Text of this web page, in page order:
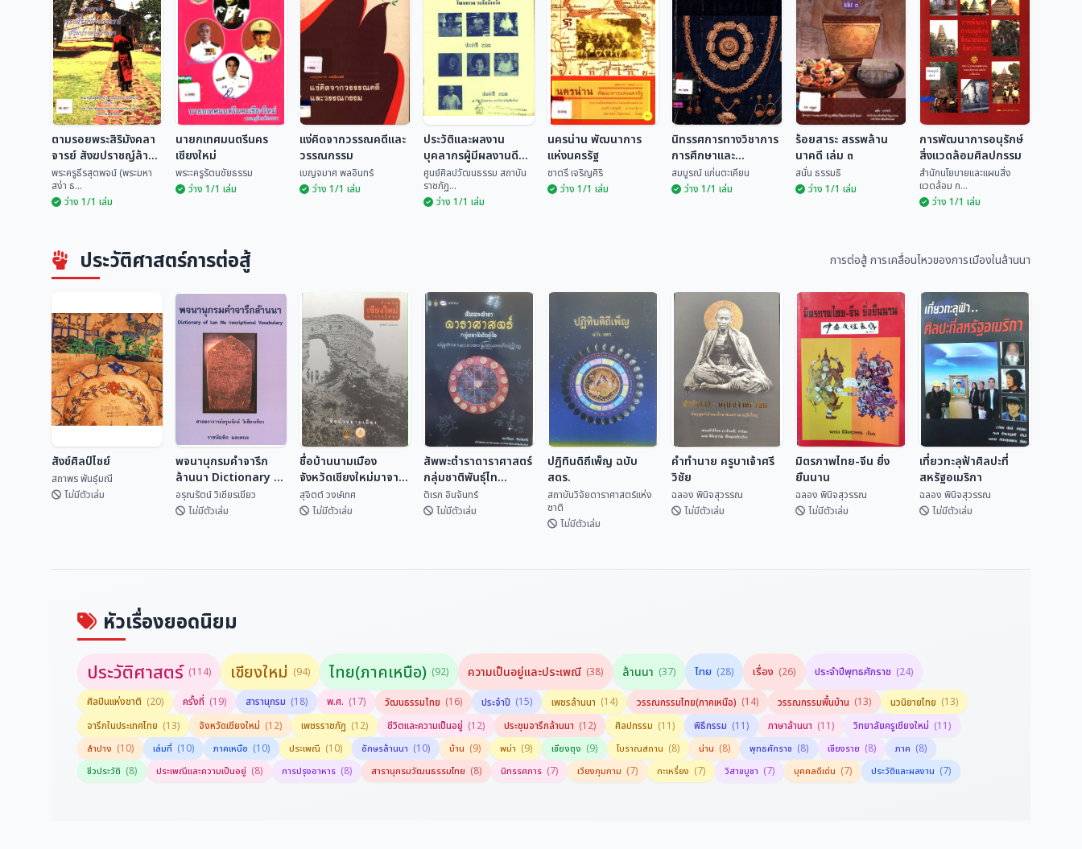
(พร...
ตามรอยพระสิริมังคลา
จารย์ สังฆปราชญ์ล้าน
นา
พระครูธีรสุตพจน์ (พระมหา
สง่า ธ...
ว่าง 1/1 เล่ม
พระะครูรัตนชัยธรรม
นายกเทศมนตรีนคร
เชียงใหม่
พระะครูรัตนชัยธรรม
ว่าง 1/1 เล่ม
แง่คิดจากวรรณคดีและ
วรรณกรรม
เบญจมาศ พลอินทร์
ว่าง 1/1 เล่ม
ประวัติและผลงาน
บุคลากรผู้มีผลงานดี
เด่นทางด้านวัฒนธรรม
ระดับจังหวัด ประจำปี
2535
ศูนย์ศิลปวัฒนธรรม สถาบัน
ราชภัฏ...
ว่าง 1/1 เล่ม
นครน่าน พัฒนาการ
แห่งนครรัฐ
ชาตรี เจริญศิริ
ว่าง 1/1 เล่ม
นิทรรศการทางวิชาการ
การศึกษาและ
วัฒนธรรม ๒๗
สมบูรณ์ แก่นตะเคียน
ว่าง 1/1 เล่ม
สนั่น ธรรมธิ
ร้อยสาระ สรรพล้าน
นาคดี เล่ม ๓
สนั่น ธรรมธิ
ว่าง 1/1 เล่ม
สิ่...
การพัฒนาการอนุรักษ์
สิ่งแวดล้อมศิลปกรรม
สำนักนโยบายและแผนสิ่ง
แวดล้อม ก...
ว่าง 1/1 เล่ม
ประวัติศาสตร์การต่อสู้ การต่อสู้ การเคลื่อนไหวของการเมืองในล้านนา
สังข์ศิลป์ไชย์
สถาพร พันธุ์มณี
ไม่มีตัวเล่ม
พจนานุกรมคำจารึก
ล้านนา Dictionary of
Lan Na
Inscriptional
อรุณรัตน์ วิเชียรเขียว
ไม่มีตัวเล่ม
ชื่อบ้านนามเมือง
จังหวัดเชียงใหม่มาจาก
ไหน?
สุจิตต์ วงษ์เทศ
ไม่มีตัวเล่ม
สัพพะตำราดาราศาสตร์
กลุ่มชาติพันธุ์ไท
(ปริวรรตจากคัมภีร์ใบ
ลานและพับสา)
ดิเรก อินจันทร์
ไม่มีตัวเล่ม
ปฏิทินดิถีเพ็ญ ฉบับ
สดร.
สถาบันวิจัยดาราศาสตร์แห่ง
ชาติ
ไม่มีตัวเล่ม
คำทำนาย ครูบาเจ้าศรี
วิชัย
ฉลอง พินิจสุวรรณ
ไม่มีตัวเล่ม
มิตรภาพไทย-จีน ยิ่ง
ยืนนาน
ฉลอง พินิจสุวรรณ
ไม่มีตัวเล่ม
เที่ยวทะลุฟ้าศิลปะที่
สหรัฐอเมริกา
ฉลอง พินิจสุวรรณ
ไม่มีตัวเล่ม
หัวเรื่องยอดนิยม
ประวัติศาสตร์ (114) เชียงใหม่ (94) ไทย(ภาคเหนือ) (92) ความเป็นอยู่และประเพณี (38) ล้านนา (37) ไทย (28) เรื่อง (26) ประจำปีพุทธศักราช (24)
ศิลปินแห่งชาติ (20) ครั้งที่ (19) สารานุกรม (18) พ.ศ. (17) วัฒนธรรมไทย (16) ประจำปี (15) เพชรล้านนา (14) วรรณกรรมไทย(ภาคเหนือ) (14) วรรณกรรมพื้นบ้าน (13) นวนิยายไทย (13)
จารึกในประเทศไทย (13) จังหวัดเชียงใหม่ (12) เพชรราชภัฏ (12) ชีวิตและความเป็นอยู่ (12) ประชุมจารึกล้านนา (12) ศิลปกรรม (11) พิธีกรรม (11) ภาษาล้านนา (11) วิทยาลัยครูเชียงใหม่ (11)
ลำปาง (10) เล่มที่ (10) ภาคเหนือ (10) ประเพณี (10) อักษรล้านนา (10) บ้าน (9) พม่า (9) เชียงตุง (9) โบราณสถาน (8) น่าน (8) พุทธศักราช (8) เชียงราย (8) ภาค (8)
ชีวประวัติ (8) ประเพณีและความเป็นอยู่ (8) การปรุงอาหาร (8) สารานุกรมวัฒนธรรมไทย (8) นิทรรศการ (7) เวียงกุมกาม (7) กะเหรี่ยง (7) วิสาขบูชา (7) บุคคลดีเด่น (7) ประวัติและผลงาน (7)